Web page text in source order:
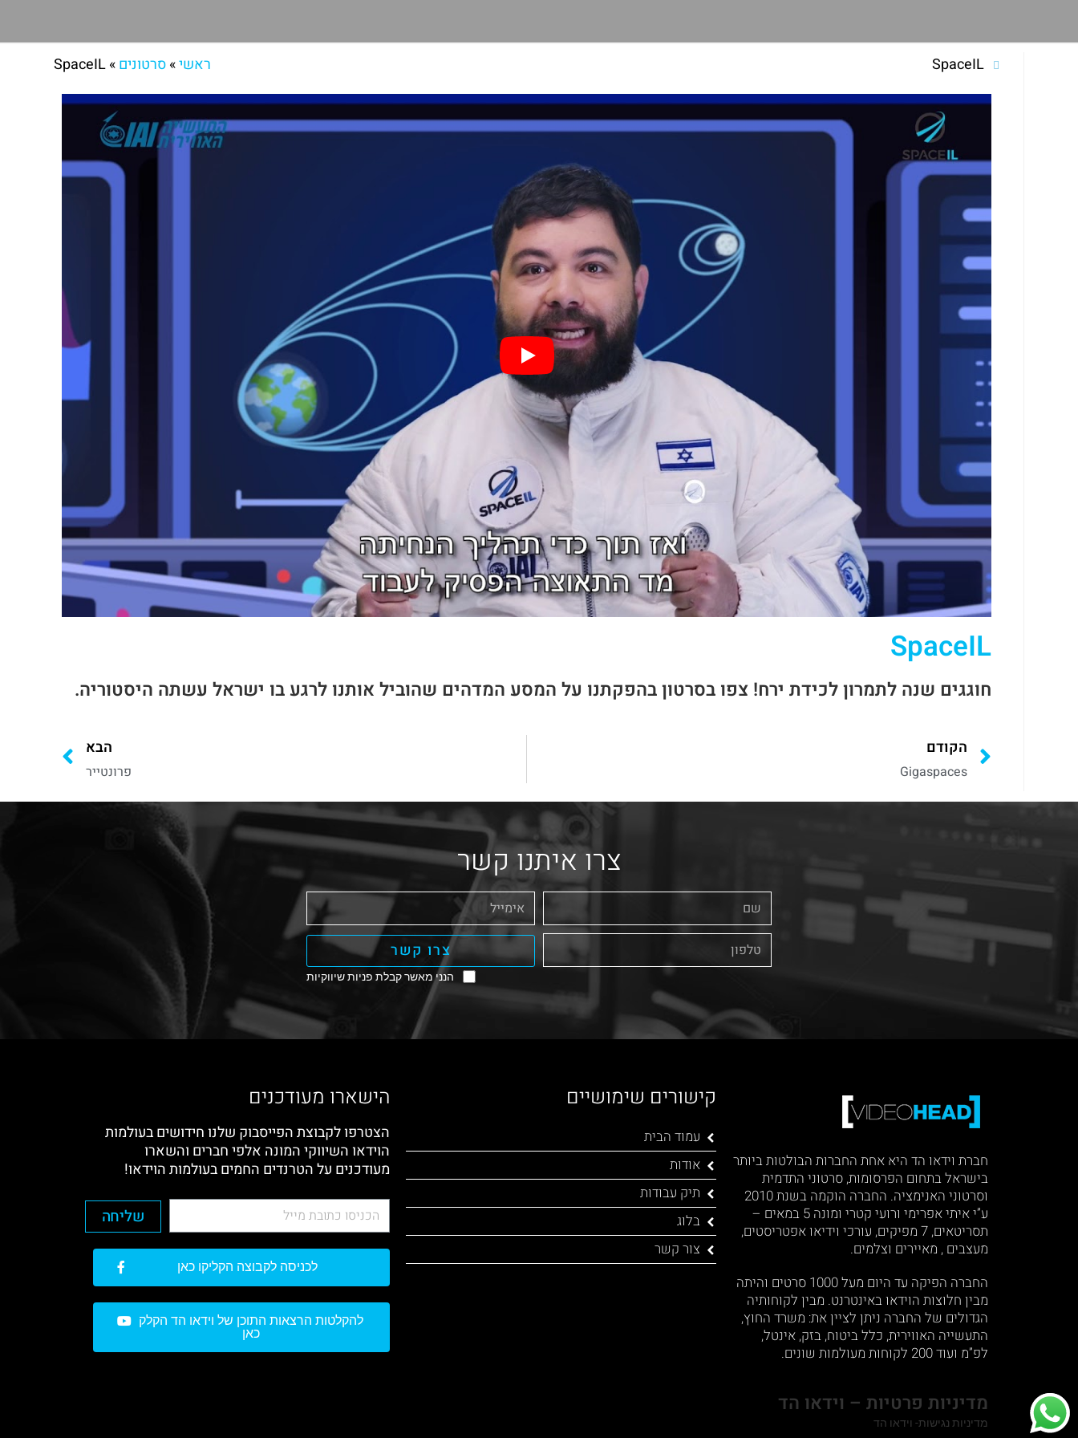
SpaceIL ראשי»סרטונים»
SpaceIL
SpaceIL
חוגגים שנה לתמרון לכידת ירח! צפו בסרטון בהפקתנו על המסע המדהים שהוביל אותנו לרגע בו ישראל עשתה היסטוריה.
הקודם
Gigaspaces
הבא
פרונטייר
צרו איתנו קשר
הנני מאשר קבלת פניות שיווקיות
צרו קשר
חברת וידאו הד היא אחת החברות הבולטות ביותר
בישראל בתחום הפרסומות, סרטוני התדמית
וסרטוני האנימציה. החברה הוקמה בשנת 2010
ע”י איתי אפרימי ורועי קטרי ומונה 5 במאים –
תסריטאים, 7 מפיקים, עורכי וידיאו אפטריסטים,
מעצבים , מאיירים וצלמים.
החברה הפיקה עד היום מעל 1000 סרטים והיתה
מבין חלוצות הוידאו באינטרנט. מבין לקוחותיה
הגדולים של החברה ניתן לציין את: משרד החוץ,
התעשייה האווירית, כלל ביטוח, בזק, אינטל,
לפ”מ ועוד 200 לקוחות מעולמות שונים.
מדיניות פרטיות – וידאו הד
מדיניות נגישות- וידאו הד
קישורים שימושיים
עמוד הבית
אודות
תיק עבודות
בלוג
צור קשר
הישארו מעודכנים
הצטרפו לקבוצת הפייסבוק שלנו חידושים בעולמות
הוידאו השיווקי המונה אלפי חברים והשארו
מעודכנים על הטרנדים החמים בעולמות הוידאו!
שליחה
לכניסה לקבוצה הקליקו כאן
להקלטות הרצאות התוכן של וידאו הד הקלק
כאן